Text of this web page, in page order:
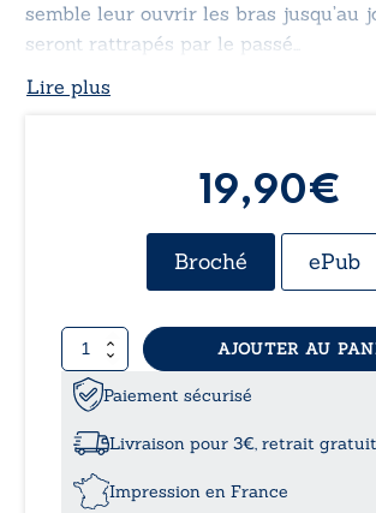
semble leur ouvrir les bras jusqu’au
seront rattrapés par le passé…
Lire plus
19,90€
Broché ePub
quantité
de
La
rançon
du
AJOUTER AU
Paiement sécurisé
Livraison pour 3€, retrait gratuit
Impression en France